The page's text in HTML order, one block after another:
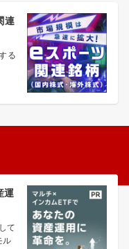
連
る
運
て
ル